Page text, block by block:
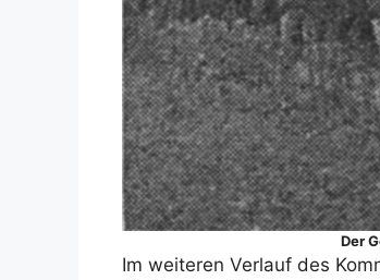
Der
Im weiteren Verlauf des